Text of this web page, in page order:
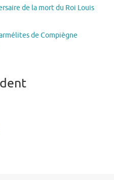
de la mort du Roi Louis
de Compiègne